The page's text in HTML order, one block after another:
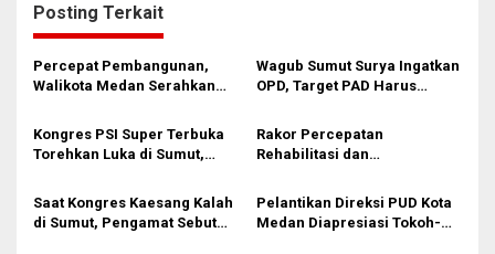
a
s
i
o
Posting Terkait
Percepat Pembangunan,
Walikota Medan Serahkan
Wagub Sumut Surya Ingatkan
OPD, Target PAD Harus
Kongres PSI Super Terbuka
Torehkan Luka di Sumut,
ecek’
Rakor Percepatan
Rehabilitasi dan
Kota Medan Dinyatakan
Telah Kembali Normal
Saat Kongres Kaesang Kalah
di Sumut, Pengamat Sebut
Pelantikan Direksi PUD Kota
Medan Diapresiasi Tokoh-